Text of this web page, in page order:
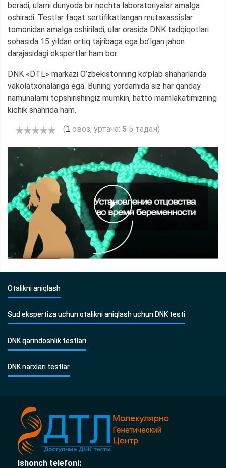
beradi, ularni dunyoda bir nechta laboratoriyalar amalga
oshiradi. Testlar faqat sertifikatlangan mutaxassislar
tomonidan amalga oshiriladi, ular orasida DNK tadqiqotlari
sohasida 15 yildan ortiq tajribaga ega bo’lgan jahon
darajasidagi ekspertlar ham bor.
DNK «DTL» markazi O’zbekistonning ko’plab shaharlarida
vakolatxonalariga ega. Buning yordamida siz har qanday
namunalarni topshirishingiz mumkin, hatto mamlakatimizning
kichik shahrida ham.
(1 овоз, ўртача: 5 5 тадан)
Otalikni aniqlash
Sud ekspertiza uchun otalikni aniqlash uchun DNK testi
DNK qarindoshlik testlari
DNK narxlari testlar
Ishonch telefoni: